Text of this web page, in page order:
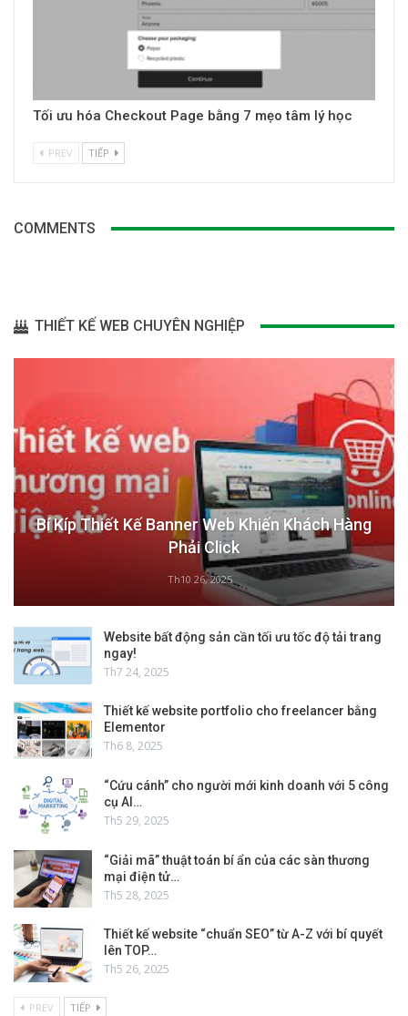
Tối ưu hóa Checkout Page bằng 7 mẹo tâm lý học
PREV TIẾP
COMMENTS
THIẾT KẾ WEB CHUYÊN NGHIỆP
Bí Kíp Thiết Kế Banner Web Khiến Khách Hàng
Phải Click
Th10 26, 2025
Website bất động sản cần tối ưu tốc độ tải trang
ngay!
Th7 24, 2025
Thiết kế website portfolio cho freelancer bằng
Elementor
Th6 8, 2025
“Cứu cánh” cho người mới kinh doanh với 5 công
cụ AI…
Th5 29, 2025
“Giải mã” thuật toán bí ẩn của các sàn thương
mại điện tử…
Th5 28, 2025
Thiết kế website “chuẩn SEO” từ A-Z với bí quyết
lên TOP…
Th5 26, 2025
PREV TIẾP